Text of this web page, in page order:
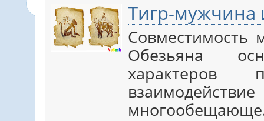
Тигр-
Обезьяна
характеров